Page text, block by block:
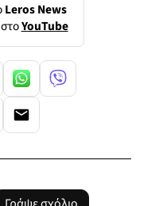
Leros News
YouTube